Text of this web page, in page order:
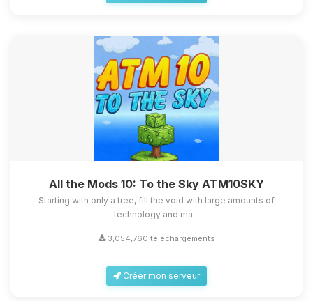
All the Mods 10: To the Sky ATM10SKY
Starting with only a tree, fill the void with large amounts of
technology and ma...
3,054,760 téléchargements
Créer mon serveur